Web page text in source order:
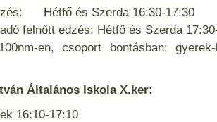
Hétfő és Szerda 16:30-17:30
felnőtt edzés: Hétfő és Szerda
en, csoport bontásban:
Általános Iskola X.ker:
16:10-17:10